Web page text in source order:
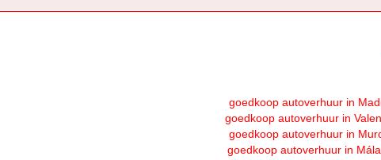
goedkoop autoverhuur in
goedkoop autoverhuur in
goedkoop autoverhuur in
goedkoop autoverhuur in